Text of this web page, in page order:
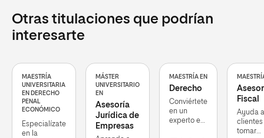
Otras titulaciones que podrían
interesarte
MAESTRÍA
UNIVERSITARIA
EN DERECHO
PENAL
ECONÓMICO
Especialízate
en la
MÁSTER
UNIVERSITARIO
EN
Asesoría
Jurídica de
Empresas
MAESTRÍA EN
Derecho
Conviértete
en un
experto en
Fiscal
Ayuda
clientes
tomar